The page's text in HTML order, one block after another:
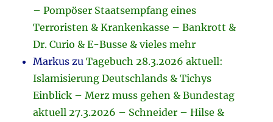
– Pompöser Staatsempfang eines
Terroristen & Krankenkasse – Bankrott &
Dr. Curio & E-Busse & vieles mehr
Markus zuTagebuch 28.3.2026 aktuell:
Islamisierung Deutschlands & Tichys
Einblick – Merz muss gehen & Bundestag
aktuell 27.3.2026 – Schneider – Hilse &